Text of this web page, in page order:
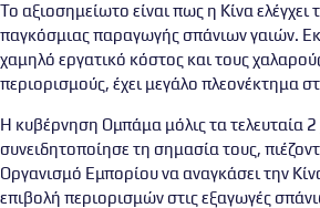
Το αξιοσημείωτο είναι πως η Κίνα ελέγχει
παγκόσμιας παραγωγής σπάνιων γαιών.
χαμηλό εργατικό κόστος και τους
περιορισμούς, έχει μεγάλο πλεονέκτημα
Η κυβέρνηση Ομπάμα μόλις τα τελευταία 2
συνειδητοποίησε τη σημασία τους,
Οργανισμό Εμπορίου να αναγκάσει την
επιβολή περιορισμών στις εξαγωγές